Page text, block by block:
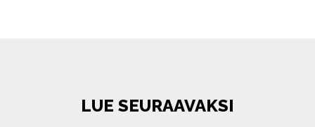
LUE SEURAAVAKSI